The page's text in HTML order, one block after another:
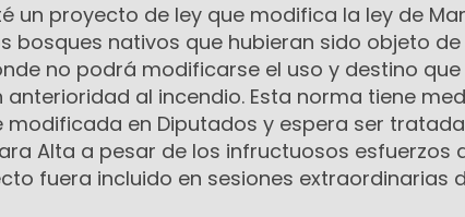
un proyecto de ley que modifica la ley de
bosques nativos que hubieran sido objeto de
no podrá modificarse el uso y destino
al incendio. Esta norma tiene
modificada en Diputados y espera ser tratada
Alta a pesar de los infructuosos esfuerzos
fuera incluido en sesiones extraordinarias